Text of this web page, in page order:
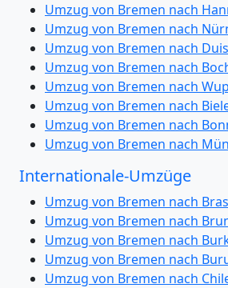
Umzug von Bremen nach
Umzug von Bremen nach
Umzug von Bremen nach
Umzug von Bremen nach
Umzug von Bremen nach
Umzug von Bremen nach
Umzug von Bremen nach
Umzug von Bremen nach
Internationale-Umzüge
Umzug von Bremen nach
Umzug von Bremen nach
Umzug von Bremen nach
Umzug von Bremen nach
Umzug von Bremen nach